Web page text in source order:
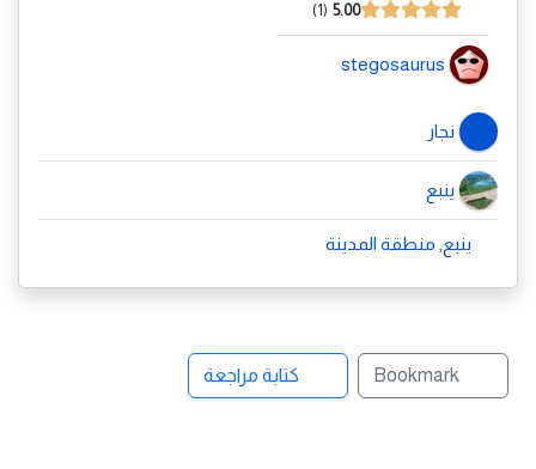
5.00
1
stegosaurus
نجار
ينبع
ينبع, منطقة المدينة
Bookmark كتابة مراجعة